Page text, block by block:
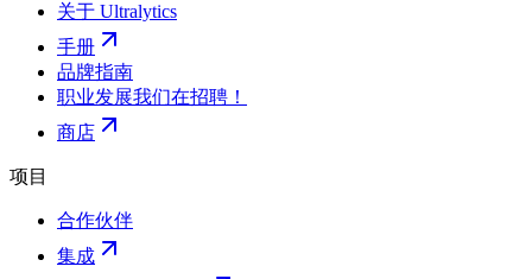
关于 Ultralytics
手册
品牌指南
职业发展我们在招聘！
商店
项目
合作伙伴
集成